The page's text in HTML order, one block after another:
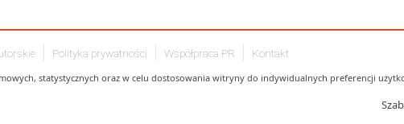
Polityka prywatności Współpraca PR Kontakt
statystycznych oraz w celu dostosowania witryny do indywidualnych preferencji